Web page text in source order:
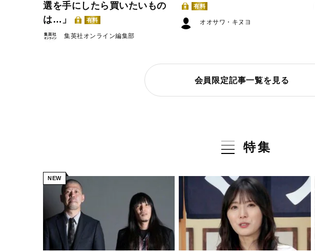
選を手にしたら買いたいもの
は…」
有料
集英社オンライン編集部
有料
オオサワ・キヌヨ
会員限定記事一覧を見る
特集
NEW